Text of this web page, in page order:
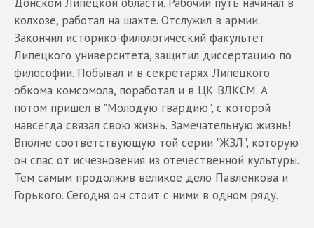
колхозе, работал на шахте. Отслужил в армии.
Закончил историко-филологический факультет
Липецкого университета, защитил диссертацию по
философии. Побывал и в секретарях Липецкого
обкома комсомола, поработал и в ЦК ВЛКСМ. А
потом пришел в "Молодую гвардию", с которой
навсегда связал свою жизнь. Замечательную жизнь!
Вполне соответствующую той серии "ЖЗЛ", которую
он спас от исчезновения из отечественной культуры.
Тем самым продолжив великое дело Павленкова и
Горького. Сегодня он стоит с ними в одном ряду.